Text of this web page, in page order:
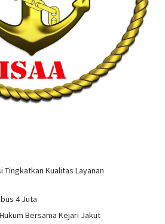
Kualitas Layanan
4 Juta
Bersama Kejari Jakut